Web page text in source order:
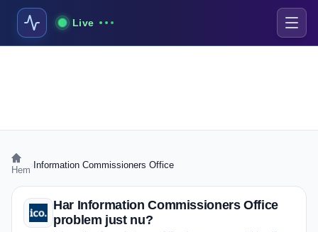
Live
Hem Information Commissioners Office
Har Information Commissioners Office
problem just nu?